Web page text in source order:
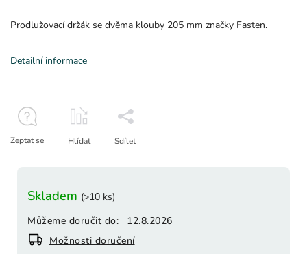
Skladem (>10 ks)
Můžeme doručit do:
12.8.2026
Možnosti doručení
Prodlužovací držák se dvěma klouby 205 mm značky Fasten.
Detailní informace
Zeptat se Hlídat Sdílet